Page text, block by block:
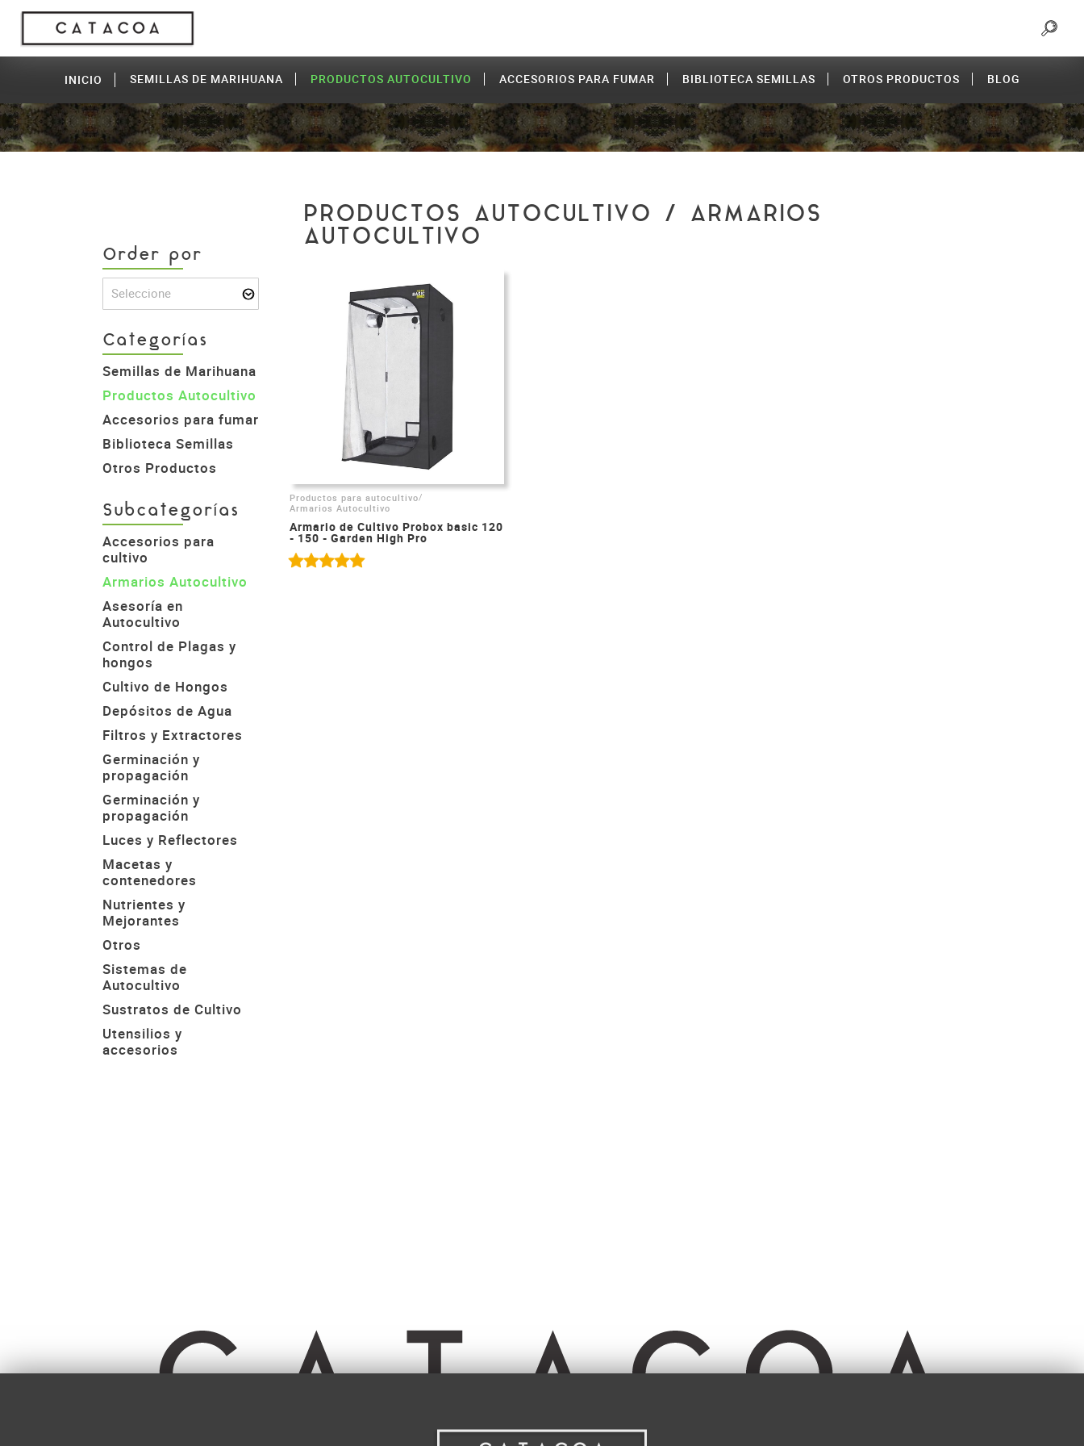
INICIO SEMILLAS DE MARIHUANA PRODUCTOS AUTOCULTIVO ACCESORIOS PARA FUMAR BIBLIOTECA SEMILLAS OTROS PRODUCTOS BLOG
Order por
Seleccione
Categorías
Semillas de Marihuana
Productos Autocultivo
Accesorios para fumar
Biblioteca Semillas
Otros Productos
Subcategorías
Accesorios para
cultivo
Armarios Autocultivo
Asesoría en
Autocultivo
Control de Plagas y
hongos
Cultivo de Hongos
Depósitos de Agua
Filtros y Extractores
Germinación y
propagación
Germinación y
propagación
Luces y Reflectores
Macetas y
contenedores
Nutrientes y
Mejorantes
Otros
Sistemas de
Autocultivo
Sustratos de Cultivo
Utensilios y
accesorios
PRODUCTOS AUTOCULTIVO / ARMARIOS
AUTOCULTIVO
Productos para autocultivo/
Armarios Autocultivo
Armario de Cultivo Probox basic 120
- 150 - Garden High Pro